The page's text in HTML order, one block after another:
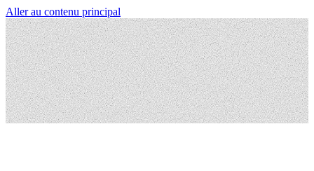
Aller au contenu principal